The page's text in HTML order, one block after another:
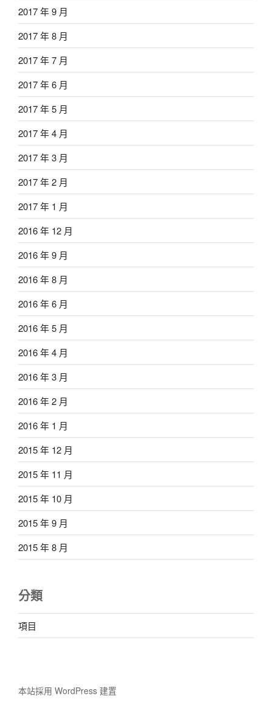
2017 年 9 月
2017 年 8 月
2017 年 7 月
2017 年 6 月
2017 年 5 月
2017 年 4 月
2017 年 3 月
2017 年 2 月
2017 年 1 月
2016 年 12 月
2016 年 9 月
2016 年 8 月
2016 年 6 月
2016 年 5 月
2016 年 4 月
2016 年 3 月
2016 年 2 月
2016 年 1 月
2015 年 12 月
2015 年 11 月
2015 年 10 月
2015 年 9 月
2015 年 8 月
分類
項目
本站採用 WordPress 建置